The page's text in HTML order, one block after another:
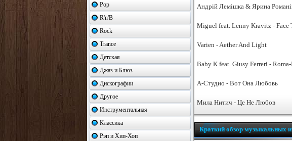
Pop
R'n'B
Rock
Trance
Детская
Джаз и Блюз
Дискографии
Другое
Инструментальная
Классика
Рэп и Хип-Хоп
Андрій Лемішка & Ярина
Miguel feat. Lenny Kravitz - Face
Varien - Aether And Light
Baby K feat. Giusy Ferreri -
А-Студио - Вот Она Любовь
Мила Нитич - Це Не Любов
Краткий обзор музыкальных